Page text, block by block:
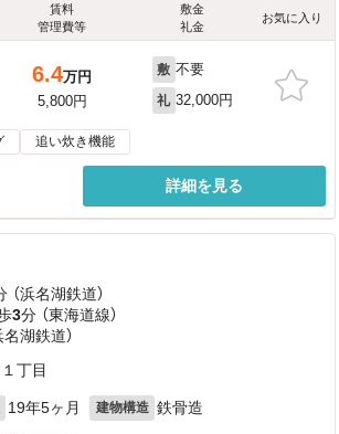
賃料
管理費等
敷金
礼金
お気に入り
6.4万円
5,800円
敷 不要
礼 32,000円
追い炊き機能
詳細を見る
（浜名湖鉄道）
3分 （東海道線）
名湖鉄道）
丁目
19年5ヶ月 建物構造 鉄骨造